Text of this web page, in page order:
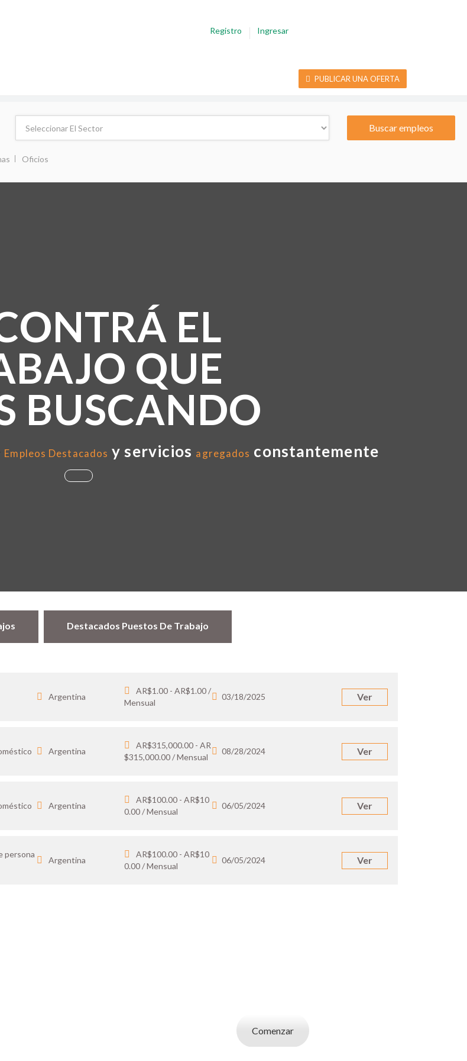
Registro Ingresar
PUBLICAR UNA OFERTA
Oficios
EL
QUE
BUSCANDO
Empleos Destacados y servicios agregados constantemente
Destacados Puestos De Trabajo
Argentina
AR$1.00 - AR$1.00 /
Mensual
03/18/2025 Ver
Argentina
AR$315,000.00 - AR
$315,000.00 / Mensual
08/28/2024 Ver
Argentina
AR$100.00 - AR$10
0.00 / Mensual
06/05/2024 Ver
persona
Argentina
AR$100.00 - AR$10
0.00 / Mensual
06/05/2024 Ver
Comenzar